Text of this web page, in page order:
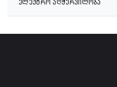
ელექტრო აღჭურვილობა